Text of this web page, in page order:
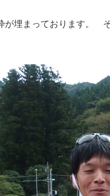
が埋まっております。